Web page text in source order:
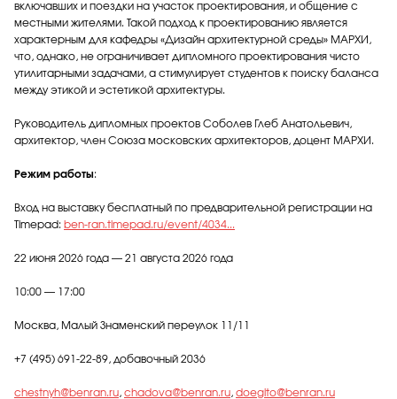
включавших и поездки на участок проектирования, и общение с
местными жителями. Такой подход к проектированию является
характерным для кафедры «Дизайн архитектурной среды» МАРХИ,
что, однако, не ограничивает дипломного проектирования чисто
утилитарными задачами, а стимулирует студентов к поиску баланса
между этикой и эстетикой архитектуры.
Руководитель дипломных проектов Соболев Глеб Анатольевич,
архитектор, член Cоюза московских архитекторов, доцент МАРХИ.
Режим работы:
Вход на выставку бесплатный по предварительной регистрации на
Timepad: ben-ran.timepad.ru/event/4034...
22 июня 2026 года — 21 августа 2026 года
10:00 — 17:00
Москва, Малый Знаменский переулок 11/11
+7 (495) 691-22-89, добавочный 2036
chestnyh@benran.ru, chadova@benran.ru, doegito@benran.ru